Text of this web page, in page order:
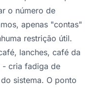
o número de
apenas "contas"
restrição útil.
lanches, café da
- cria fadiga de
sistema. O ponto